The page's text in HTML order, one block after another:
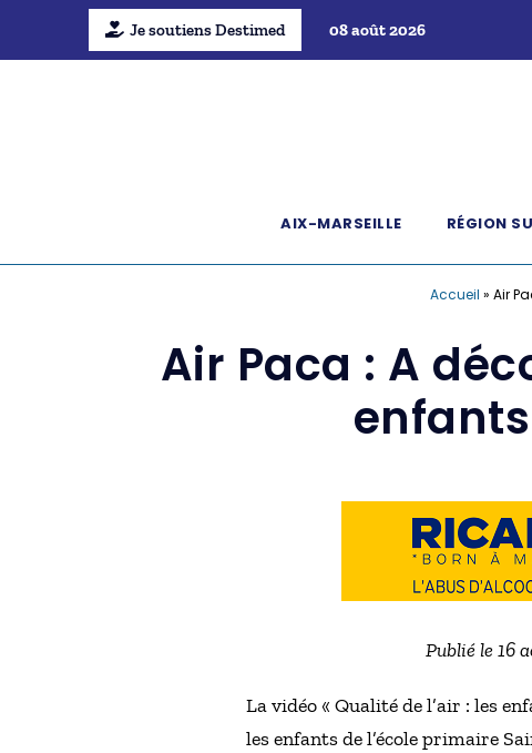
Je soutiens Destimed 08 août 2026
AIX-MARSEILLE RÉGION
Accueil » Air
Air Paca : A
Publié le 16
La vidéo « Qualité de l’air : les
les enfants de l’école primaire